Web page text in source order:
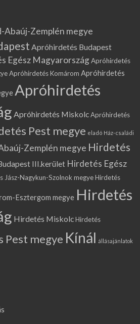
Zemplén megye
Apróhirdetés Budapest
Egész MagyarországApróhirdetés
Apróhirdetés Komárom Apróhirdetés
Apróhirdetés
Apróhirdetés MiskolcApróhirdetés
Pest megye eladó Ház-családi
Zemplén megye Hirdetés
III.kerület Hirdetés Egész
Jász-Nagykun-Szolnok megyeHirdetés
Esztergom megye Hirdetés
Hirdetés MiskolcHirdetés
Pest megye Kínál állásajánlatok